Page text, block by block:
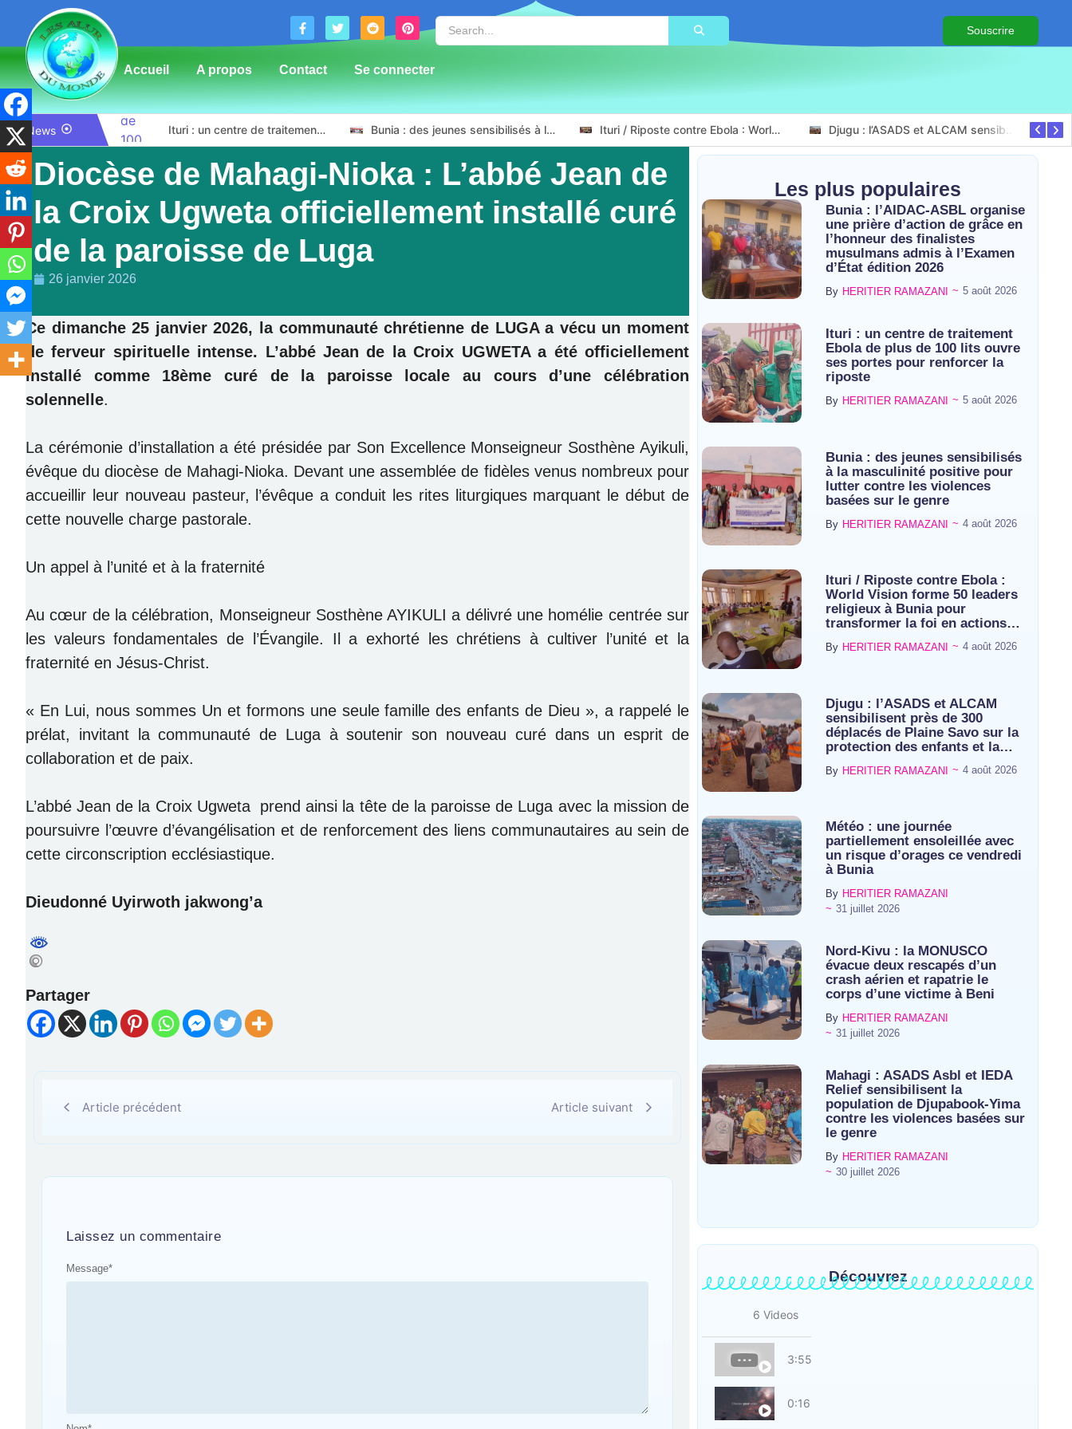
Souscrire
Accueil A propos Contact Se connecter
News Ituri : un centre de traitement Ebola de plus de 100 lits ouvre ses portes pour renforcer la riposte Bunia : des jeunes sensibilisés à la masculinité positive pour lutter contre les violences basées sur le genre Ituri / Riposte contre Ebola : World Vision forme 50 leaders religieux à Bunia pour transformer la foi en actions contre Ebola
Diocèse de Mahagi-Nioka : L’abbé Jean de
la Croix Ugweta officiellement installé curé
de la paroisse de Luga
26 janvier 2026
Ce dimanche 25 janvier 2026, la communauté chrétienne de LUGA a vécu un moment
de ferveur spirituelle intense. L’abbé Jean de la Croix UGWETA a été officiellement
installé comme 18ème curé de la paroisse locale au cours d’une célébration
solennelle.
La cérémonie d’installation a été présidée par Son Excellence Monseigneur Sosthène Ayikuli,
évêque du diocèse de Mahagi-Nioka. Devant une assemblée de fidèles venus nombreux pour
accueillir leur nouveau pasteur, l’évêque a conduit les rites liturgiques marquant le début de
cette nouvelle charge pastorale.
Un appel à l’unité et à la fraternité
Au cœur de la célébration, Monseigneur Sosthène AYIKULI a délivré une homélie centrée sur
les valeurs fondamentales de l’Évangile. Il a exhorté les chrétiens à cultiver l’unité et la
fraternité en Jésus-Christ.
« En Lui, nous sommes Un et formons une seule famille des enfants de Dieu », a rappelé le
prélat, invitant la communauté de Luga à soutenir son nouveau curé dans un esprit de
collaboration et de paix.
L’abbé Jean de la Croix Ugweta prend ainsi la tête de la paroisse de Luga avec la mission de
poursuivre l’œuvre d’évangélisation et de renforcement des liens communautaires au sein de
cette circonscription ecclésiastique.
Dieudonné Uyirwoth jakwong’a
Partager
Article précédent Article suivant
Laissez un commentaire
Message*
Les plus populaires
Bunia : l’AIDAC-ASBL organise
une prière d’action de grâce en
l’honneur des finalistes
musulmans admis à l’Examen
d’État édition 2026
By HERITIER RAMAZANI ~ 5 août 2026
Ituri : un centre de traitement
Ebola de plus de 100 lits ouvre
ses portes pour renforcer la
riposte
By HERITIER RAMAZANI ~ 5 août 2026
Bunia : des jeunes sensibilisés
à la masculinité positive pour
lutter contre les violences
basées sur le genre
By HERITIER RAMAZANI ~ 4 août 2026
Ituri / Riposte contre Ebola :
World Vision forme 50 leaders
religieux à Bunia pour
transformer la foi en actions…
By HERITIER RAMAZANI ~ 4 août 2026
Djugu : l’ASADS et ALCAM
sensibilisent près de 300
déplacés de Plaine Savo sur la
protection des enfants et la…
By HERITIER RAMAZANI ~ 4 août 2026
Météo : une journée
partiellement ensoleillée avec
un risque d’orages ce vendredi
à Bunia
By HERITIER RAMAZANI
~ 31 juillet 2026
Nord-Kivu : la MONUSCO
évacue deux rescapés d’un
crash aérien et rapatrie le
corps d’une victime à Beni
By HERITIER RAMAZANI
~ 31 juillet 2026
Mahagi : ASADS Asbl et IEDA
Relief sensibilisent la
population de Djupabook-Yima
contre les violences basées sur
le genre
By HERITIER RAMAZANI
~ 30 juillet 2026
Découvrez
6 Videos
Chanson alur
3:55
Video
0:16